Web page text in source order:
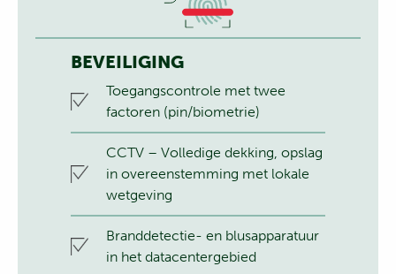
BEVEILIGING
Toegangscontrole met twee
factoren (pin/biometrie)
CCTV – Volledige dekking, opslag
in overeenstemming met lokale
wetgeving
Branddetectie- en blusapparatuur
in het datacentergebied